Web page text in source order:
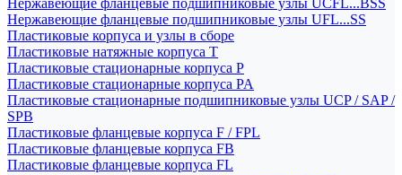
Нержавеющие фланцевые подшипниковые узлы UCFL...BSS
Нержавеющие фланцевые подшипниковые узлы UFL...SS
Пластиковые корпуса и узлы в сборе
Пластиковые натяжные корпуса T
Пластиковые стационарные корпуса P
Пластиковые стационарные корпуса PA
Пластиковые стационарные подшипниковые узлы UCP / SAP /
SPB
Пластиковые фланцевые корпуса F / FPL
Пластиковые фланцевые корпуса FB
Пластиковые фланцевые корпуса FL